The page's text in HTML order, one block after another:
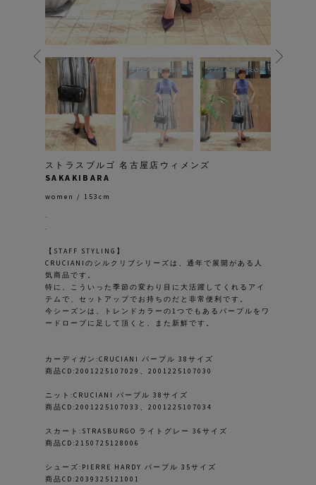
ストラスブルゴ 名古屋店ウィメンズ
SAKAKIBARA
women / 153cm
.
.
【STAFF STYLING】
CRUCIANIのシルクリブシリーズは、通年で展開がある人
気商品です。
特に、こういった季節の変わり目に大活躍してくれるアイ
テムで、セットアップでお持ちのだと非常便利です。
今シーズンは、トレンドカラーの1つでもあるパープルをワ
ードローブに足して頂くと、また新鮮です。
カーディガン:CRUCIANI パープル 38サイズ
商品CD:2001225107029、2001225107030
ニット:CRUCIANI パープル 38サイズ
商品CD:2001225107033、2001225107034
スカート:STRASBURGO ライトグレー 36サイズ
商品CD:2150725128006
シューズ:PIERRE HARDY パープル 35サイズ
商品CD:2039325121001